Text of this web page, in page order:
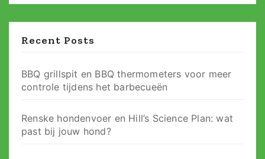
Recent Posts
BBQ grillspit en BBQ thermometers voor meer
controle tijdens het barbecueën
Renske hondenvoer en Hill’s Science Plan: wat
past bij jouw hond?